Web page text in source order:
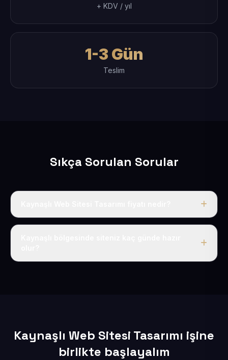
+ KDV / yıl
1-3 Gün
Teslim
Sıkça Sorulan Sorular
Tek fiyat uygulanır: yıllık 50 USD + KDV. Bu bedele alan
Kaynaşlı Web Sitesi Tasarımı işine
birlikte başlayalım